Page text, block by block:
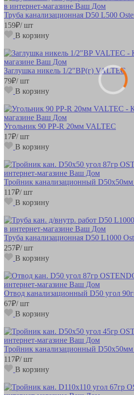
Труба канализационная D50 L500
159₽/ шт
В корзину
Заглушка никель 1/2"ВР(г) VALTEC
79₽/ шт
В корзину
Угольник 90 РР-R 20мм VALTEC
17₽/ шт
В корзину
Тройник канализационный D50х50мм
117₽/ шт
В корзину
Труба канализационная D50 L1000
257₽/ шт
В корзину
Отвод канализационный D50 угол
67₽/ шт
В корзину
Тройник канализационный D50х50мм
117₽/ шт
В корзину